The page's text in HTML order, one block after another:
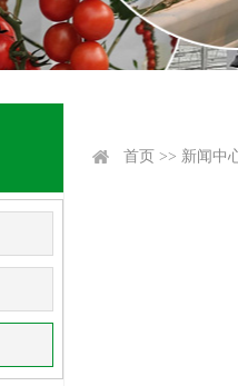
首页 >> 新闻中